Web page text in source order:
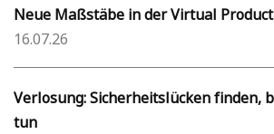
Neue Maßstäbe in der Virtual
16.07.26
Verlosung: Sicherheitslücken finden,
tun